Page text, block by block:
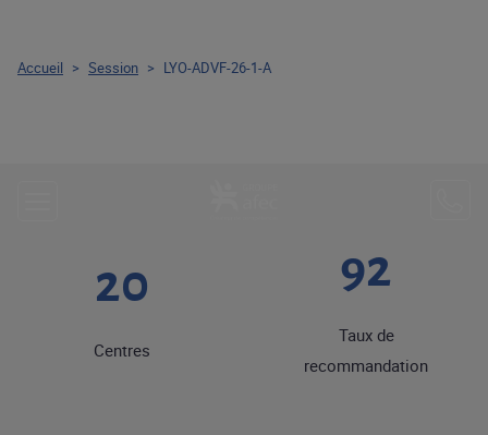
20
Centres
92
Taux de
recommandation
Accueil > Session > LYO-ADVF-26-1-A